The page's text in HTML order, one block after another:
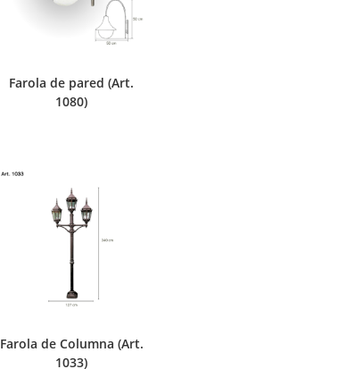
Farola de pared (Art.
1080)
Farola de Columna (Art.
1033)